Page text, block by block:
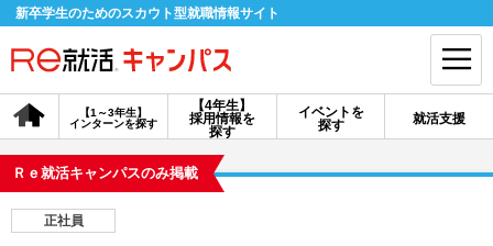
新卒学生のためのスカウト型就職情報サイト
【4年生】
採用情報を
探す
【1～3年生】
インターンを探す
イベントを
探す
就活支援
会員登録 ログイン
探す
Ｒｅ就活キャンパスのみ掲載
正社員